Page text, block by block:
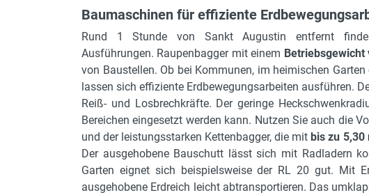
Baumaschinen für effiziente
Rund 1 Stunde von Sankt Augustin entfernt
Ausführungen. Raupenbagger mit einem
von Baustellen. Ob bei Kommunen, im heimischen
lassen sich effiziente Erdbewegungsarbeiten ausführen.
Reiß- und Losbrechkräfte. Der geringe
Bereichen eingesetzt werden kann. Nutzen Sie auch die
und der leistungsstarken Kettenbagger, die mit bis zu
Der ausgehobene Bauschutt lässt sich mit Radladern
Garten eignet sich beispielsweise der RL 20 gut. Mit
ausgehobene Erdreich leicht abtransportieren. Das